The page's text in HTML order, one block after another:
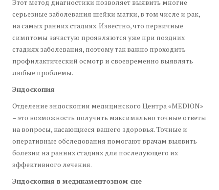
Этот метод диагностики позволяет выявить многие
серьезные заболевания шейки матки, в том числе и рак,
на самых ранних стадиях. Известно, что первичные
симптомы зачастую проявляются уже при поздних
стадиях заболевания, поэтому так важно проходить
профилактический осмотр и своевременно выявлять
любые проблемы.
Эндоскопия
Отделение эндоскопии медицинского Центра «MEDION»
– это возможность получить максимально точные ответы
на вопросы, касающиеся вашего здоровья. Точные и
оперативные обследования помогают врачам выявить
болезни на ранних стадиях для последующего их
эффективного лечения.
Эндоскопия в медикаментозном сне